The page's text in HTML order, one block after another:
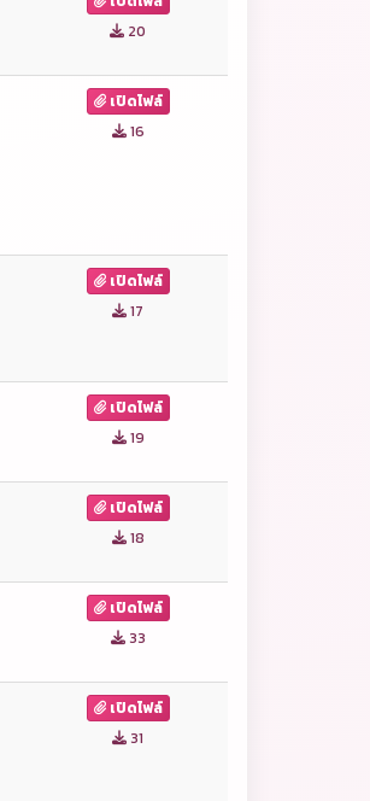
20
เปิดไฟล์
16
เปิดไฟล์
17
เปิดไฟล์
19
เปิดไฟล์
18
เปิดไฟล์
33
เปิดไฟล์
31